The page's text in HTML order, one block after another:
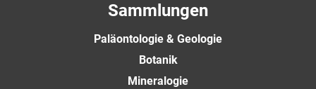
Sammlungen
Paläontologie & Geologie
Botanik
Mineralogie